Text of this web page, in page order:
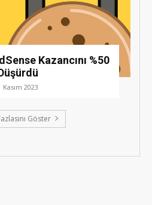
Kazancını %50
Kasım 2023
Göster